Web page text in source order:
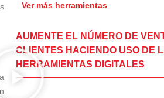
Ver más herramientas
AUMENTE EL NÚMERO DE
CLIENTES HACIENDO USO DE
HERRAMIENTAS DIGITALES